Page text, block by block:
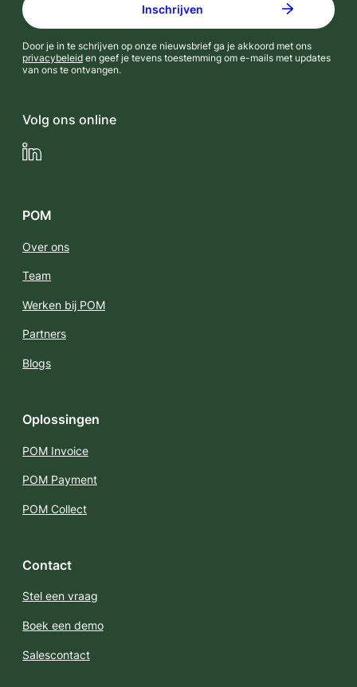
Door je in te schrijven op onze nieuwsbrief ga je akkoord met ons
privacybeleid en geef je tevens toestemming om e-mails met updates
van ons te ontvangen.
Volg ons online
LinkedIn
POM
Over ons
Team
Werken bij POM
Partners
Blogs
Oplossingen
POM Invoice
POM Payment
POM Collect
Contact
Stel een vraag
Boek een demo
Salescontact